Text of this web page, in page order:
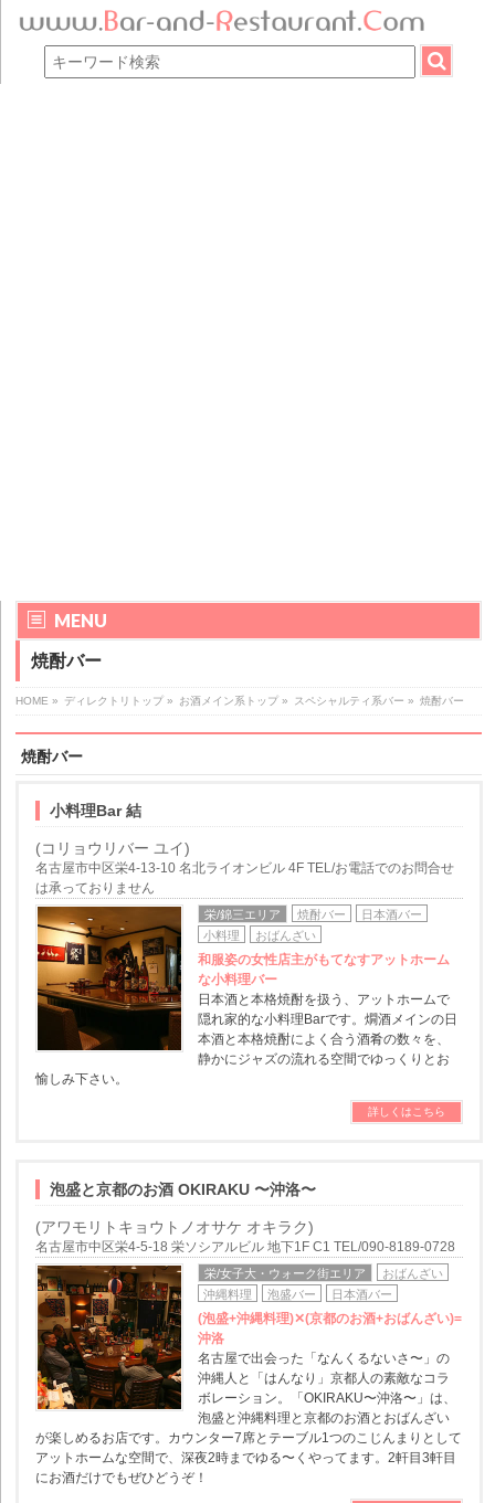
MENU
焼酎バー
HOME » ディレクトリトップ » お酒メイン系トップ » スペシャルティ系バー » 焼酎バー
焼酎バー
小料理Bar 結
(コリョウリバー ユイ)
名古屋市中区栄4-13-10 名北ライオンビル 4F TEL/お電話でのお問合せ
は承っておりません
栄/錦三エリア 焼酎バー
日本酒バー
小料理
おばんざい
和服姿の女性店主がもてなすアットホーム
な小料理バー
日本酒と本格焼酎を扱う、アットホームで
隠れ家的な小料理Barです。燗酒メインの日
本酒と本格焼酎によく合う酒肴の数々を、
静かにジャズの流れる空間でゆっくりとお
愉しみ下さい。
詳しくはこちら
泡盛と京都のお酒 OKIRAKU 〜沖洛〜
(アワモリトキョウトノオサケ オキラク)
名古屋市中区栄4-5-18 栄ソシアルビル 地下1F C1 TEL/090-8189-0728
栄/女子大・ウォーク街エリア
おばんざい
沖縄料理
泡盛バー 日本酒バー
(泡盛+沖縄料理)✕(京都のお酒+おばんざい)=
沖洛
名古屋で出会った「なんくるないさ〜」の
沖縄人と「はんなり」京都人の素敵なコラ
ボレーション。「OKIRAKU〜沖洛〜」は、
泡盛と沖縄料理と京都のお酒とおばんざい
が楽しめるお店です。カウンター7席とテーブル1つのこじんまりとして
アットホームな空間で、深夜2時までゆる〜くやってます。2軒目3軒目
にお酒だけでもぜひどうぞ！